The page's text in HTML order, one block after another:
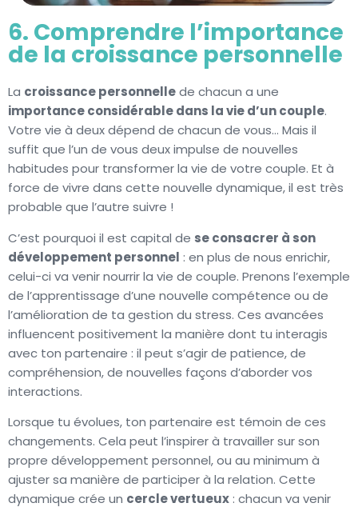
6. Comprendre l’importance
de la croissance personnelle
La croissance personnellede chacun a une
importance considérable dans la vie d’un couple.
Votre vie à deux dépend de chacun de vous… Mais il
suffit que l’un de vous deux impulse de nouvelles
habitudes pour transformer la vie de votre couple. Et à
force de vivre dans cette nouvelle dynamique, il est très
probable que l’autre suivre !
C’est pourquoi il est capital de se consacrer à son
développement personnel : en plus de nous enrichir,
celui-ci va venir nourrir la vie de couple. Prenons l’exemple
de l’apprentissage d’une nouvelle compétence ou de
l’amélioration de ta gestion du stress. Ces avancées
influencent positivement la manière dont tu interagis
avec ton partenaire : il peut s’agir de patience, de
compréhension, de nouvelles façons d’aborder vos
interactions.
Lorsque tu évolues, ton partenaire est témoin de ces
changements. Cela peut l’inspirer à travailler sur son
propre développement personnel, ou au minimum à
ajuster sa manière de participer à la relation. Cette
dynamique crée un cercle vertueux : chacun va venir